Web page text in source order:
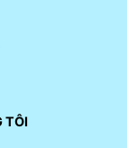
CHÚNG TÔI